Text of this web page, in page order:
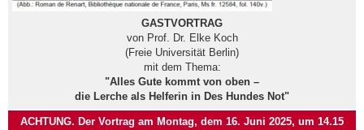
GASTVORTRAG
von Prof. Dr. Elke Koch
(Freie Universität Berlin)
mit dem Thema:
"Alles Gute kommt von oben –
die Lerche als Helferin in Des Hundes Not"
ACHTUNG. Der Vortrag am Montag, dem 16. Juni 2025, um 14.15